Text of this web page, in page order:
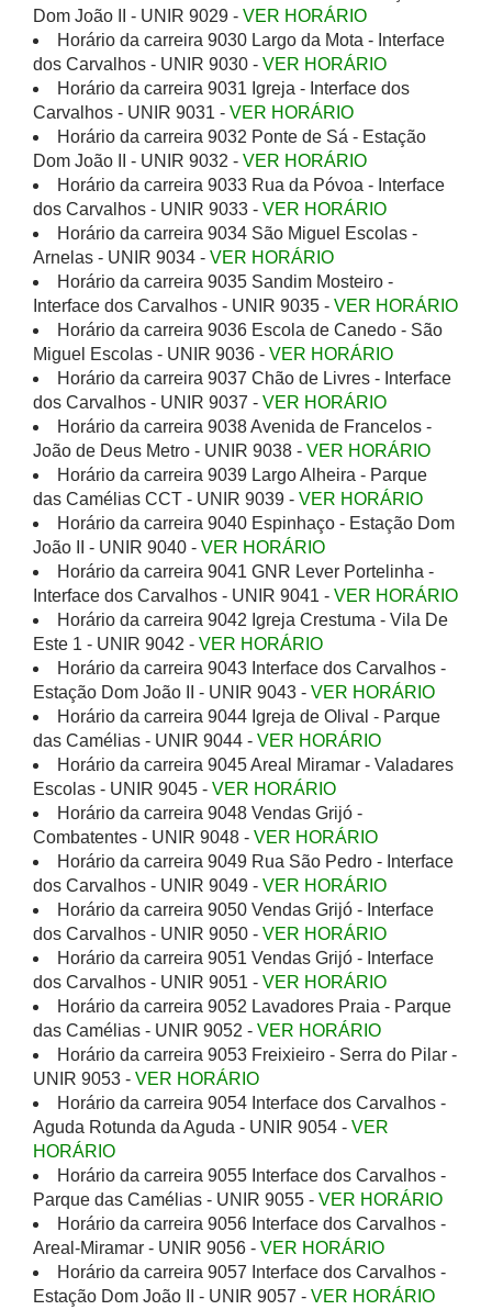
Dom João II - UNIR 9029 - VER HORÁRIO
Horário da carreira 9030 Largo da Mota - Interface
dos Carvalhos - UNIR 9030 - VER HORÁRIO
Horário da carreira 9031 Igreja - Interface dos
Carvalhos - UNIR 9031 - VER HORÁRIO
Horário da carreira 9032 Ponte de Sá - Estação
Dom João II - UNIR 9032 - VER HORÁRIO
Horário da carreira 9033 Rua da Póvoa - Interface
dos Carvalhos - UNIR 9033 - VER HORÁRIO
Horário da carreira 9034 São Miguel Escolas -
Arnelas - UNIR 9034 - VER HORÁRIO
Horário da carreira 9035 Sandim Mosteiro -
Interface dos Carvalhos - UNIR 9035 - VER HORÁRIO
Horário da carreira 9036 Escola de Canedo - São
Miguel Escolas - UNIR 9036 - VER HORÁRIO
Horário da carreira 9037 Chão de Livres - Interface
dos Carvalhos - UNIR 9037 - VER HORÁRIO
Horário da carreira 9038 Avenida de Francelos -
João de Deus Metro - UNIR 9038 - VER HORÁRIO
Horário da carreira 9039 Largo Alheira - Parque
das Camélias CCT - UNIR 9039 - VER HORÁRIO
Horário da carreira 9040 Espinhaço - Estação Dom
João II - UNIR 9040 - VER HORÁRIO
Horário da carreira 9041 GNR Lever Portelinha -
Interface dos Carvalhos - UNIR 9041 - VER HORÁRIO
Horário da carreira 9042 Igreja Crestuma - Vila De
Este 1 - UNIR 9042 - VER HORÁRIO
Horário da carreira 9043 Interface dos Carvalhos -
Estação Dom João II - UNIR 9043 - VER HORÁRIO
Horário da carreira 9044 Igreja de Olival - Parque
das Camélias - UNIR 9044 - VER HORÁRIO
Horário da carreira 9045 Areal Miramar - Valadares
Escolas - UNIR 9045 - VER HORÁRIO
Horário da carreira 9048 Vendas Grijó -
Combatentes - UNIR 9048 - VER HORÁRIO
Horário da carreira 9049 Rua São Pedro - Interface
dos Carvalhos - UNIR 9049 - VER HORÁRIO
Horário da carreira 9050 Vendas Grijó - Interface
dos Carvalhos - UNIR 9050 - VER HORÁRIO
Horário da carreira 9051 Vendas Grijó - Interface
dos Carvalhos - UNIR 9051 - VER HORÁRIO
Horário da carreira 9052 Lavadores Praia - Parque
das Camélias - UNIR 9052 - VER HORÁRIO
Horário da carreira 9053 Freixieiro - Serra do Pilar -
UNIR 9053 - VER HORÁRIO
Horário da carreira 9054 Interface dos Carvalhos -
Aguda Rotunda da Aguda - UNIR 9054 - VER
HORÁRIO
Horário da carreira 9055 Interface dos Carvalhos -
Parque das Camélias - UNIR 9055 - VER HORÁRIO
Horário da carreira 9056 Interface dos Carvalhos -
Areal-Miramar - UNIR 9056 - VER HORÁRIO
Horário da carreira 9057 Interface dos Carvalhos -
Estação Dom João II - UNIR 9057 - VER HORÁRIO